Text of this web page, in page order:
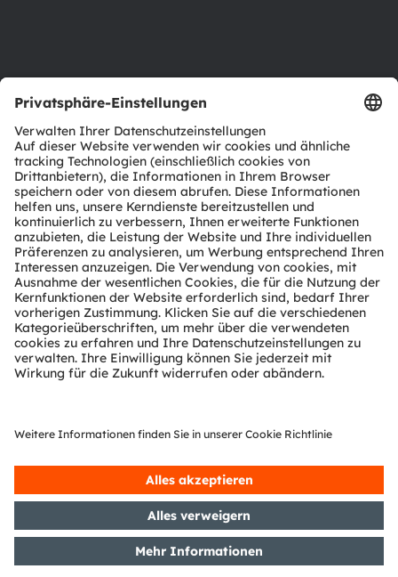
Produkt Selektor
Download Center
Tools
Kundenanfragen
Technischer Support
Partner Netzwerk
Whistleblowing
© 2026 ams-OSRAM AG. All rights reserved.
Datenschutzerklärung Nutzungsbedingungen
Terms of Trade
ImpressumCookie PolicyAI Policy